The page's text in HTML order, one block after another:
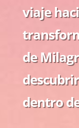
viaje
de
dentro